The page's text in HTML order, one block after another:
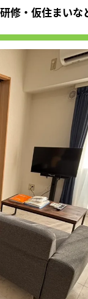
修・仮住まいな